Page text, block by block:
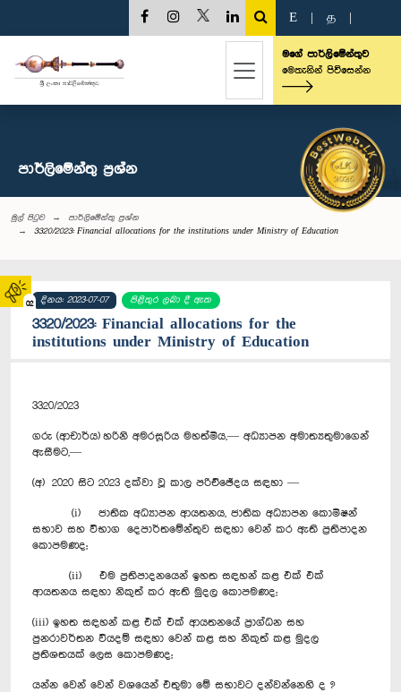
02
E த
මගේ පාර්ලිමේන්තුව
මෙතැනින් පිවිසෙන්න
පාර්ලි‌මේන්තු‌ ප්‍රශ්න
මුල් පිටුව
පාර්ලි‌මේන්තු‌ ප්‍රශ්න
3320/2023: Financial allocations for the institutions under Ministry of Education
දිනය: 2023-07-07 පිළිතුර ලබා දී ඇත
3320/2023: Financial allocations for the
institutions under Ministry of Education
3320/2023
ගරු (ආචාර්ය) හරිනි අමරසූරිය මහත්මිය,— අධ්‍යාපන අමාත්‍යතුමාගෙන්
ඇසීමට,—
(අ) 2020 සිට 2023 දක්වා වූ කාල පරිච්ඡේදය සඳහා —
(i) ජාතික අධ්‍යාපන ආයතනය, ජාතික අධ්‍යාපන කොමිෂන්
සභාව සහ විභාග දෙපාර්තමේන්තුව සඳහා වෙන් කර ඇති ප්‍රතිපාදන
කොපමණද;
(ii) එම ප්‍රතිපාදනයෙන් ඉහත සඳහන් කළ එක් එක්
ආයතනය සඳහා නිකුත් කර ඇති මුදල කොපමණද;
(iii) ඉහත සඳහන් කළ එක් එක් ආයතනයේ ප්‍රාග්ධන සහ
පුනරාවර්තන වියදම් සඳහා වෙන් කළ සහ නිකුත් කළ මුදල
ප්‍රතිශතයක් ලෙස කොපමණද;
යන්න වෙන් වෙන් වශයෙන් එතුමා මේ සභාවට දන්වන්නෙහි ද ?